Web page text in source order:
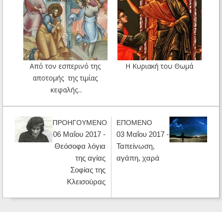
Από τον εσπερινό της
αποτομής της τιμίας
κεφαλής...
Η Κυριακή του Θωμά
ΠΡΟΗΓΟΥΜΕΝΟ
06 Μαΐου 2017 -
Θεόσοφα λόγια
της αγίας
Σοφίας της
Κλεισούρας
ΕΠΟΜΕΝΟ
03 Μαΐου 2017 -
Ταπείνωση,
αγάπη, χαρά